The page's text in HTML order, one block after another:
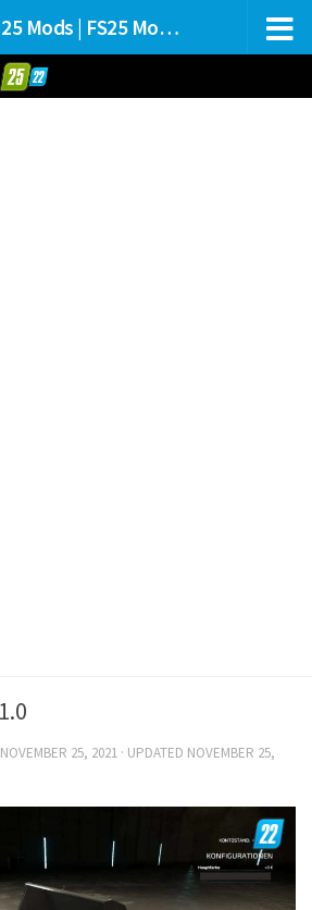
Farming Simulator 25 Mods | FS25 Mods Stahování
NOVEMBER 25, 2021 · UPDATED NOVEMBER 25,